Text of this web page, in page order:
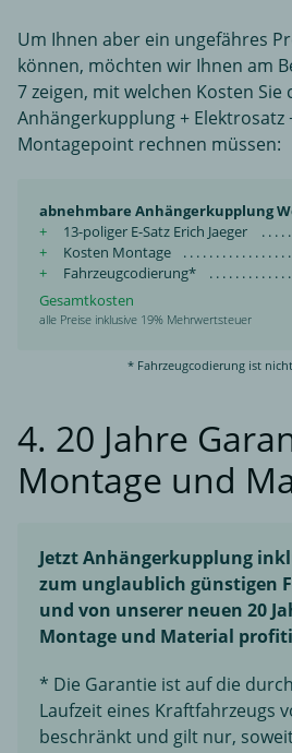
Um Ihnen aber ein ungefähres
können, möchten wir Ihnen am
7 zeigen, mit welchen Kosten Sie
Anhängerkupplung + Elektrosatz
Montagepoint rechnen müssen:
abnehmbare Anhängerkupplung
+
13-poliger E-Satz Erich Jaeger
+
Kosten Montage
+
Fahrzeugcodierung*
Gesamtkosten
alle Preise inklusive 19% Mehrwertsteuer
* Fahrzeugcodierung ist
4. 20 Jahre
Montage und
Jetzt Anhängerkupplung
zum unglaublich günstigen
und von unserer neuen 20
Montage und Material
* Die Garantie ist auf die
Laufzeit eines Kraftfahrzeugs
beschränkt und gilt nur,